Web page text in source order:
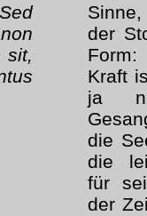
sit,
der
Kraft
ja
die
die
für
der